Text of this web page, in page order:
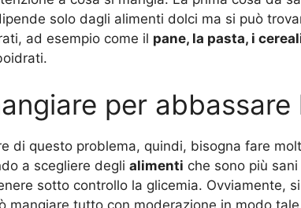
solo dagli alimenti dolci ma si può
ad esempio come il pane, la pasta, i
per abbassare
di questo problema, quindi, bisogna fare
a scegliere degli alimenti che sono più sani
sotto controllo la glicemia. Ovviamente,